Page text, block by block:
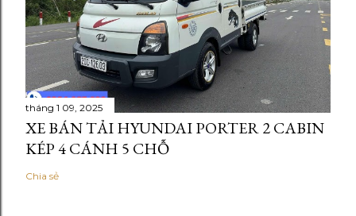
tháng 1 09, 2025
XE BÁN TẢI HYUNDAI PORTER 2 CABIN
KÉP 4 CÁNH 5 CHỖ
Chia sẻ